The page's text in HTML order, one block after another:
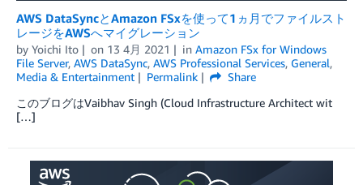
AWS DataSyncとAmazon FSxを使って1ヵ月でファイルスト
レージをAWSへマイグレーション
by Yoichi Ito on 13 4月 2021 in Amazon FSx for Windows
File Server, AWS DataSync, AWS Professional Services, General,
Media & Entertainment
Permalink
Share
このブログはVaibhav Singh (Cloud Infrastructure Architect wit
[…]